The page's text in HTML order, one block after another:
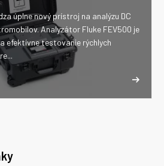
úplne nový prístroj na analýzu DC
Analyzátor Fluke FEV500 je
efektívne testovanie rýchlych